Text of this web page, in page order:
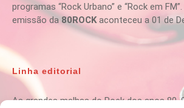
programas “Rock Urbano” e “Rock em
emissão da 80ROCKaconteceu a 01 de
Linha editorial
As grandes malhas do Rock dos anos 80,